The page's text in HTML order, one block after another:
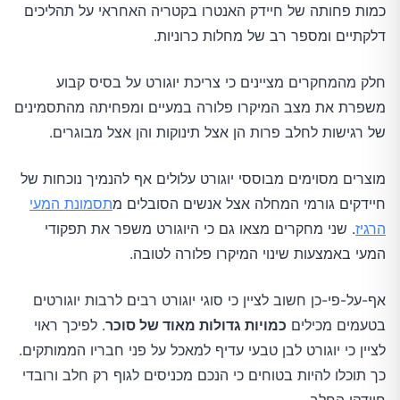
כמות פחותה של חיידק האנטרו בקטריה האחראי על תהליכים
דלקתיים ומספר רב של מחלות כרוניות.
חלק מהמחקרים מציינים כי צריכת יוגורט על בסיס קבוע
משפרת את מצב המיקרו פלורה במעיים ומפחיתה מהתסמינים
של רגישות לחלב פרות הן אצל תינוקות והן אצל מבוגרים.
מוצרים מסוימים מבוססי יוגורט עלולים אף להנמיך נוכחות של
חיידקים גורמי המחלה אצל אנשים הסובלים מתסמונת המעי
הרגיז. שני מחקרים מצאו גם כי היוגורט משפר את תפקודי
המעי באמצעות שינוי המיקרו פלורה לטובה.
אף-על-פי-כן חשוב לציין כי סוגי יוגורט רבים לרבות יוגורטים
בטעמים מכילים כמויות גדולות מאוד של סוכר. לפיכך ראוי
לציין כי יוגורט לבן טבעי עדיף למאכל על פני חבריו הממותקים.
כך תוכלו להיות בטוחים כי הנכם מכניסים לגוף רק חלב ורובדי